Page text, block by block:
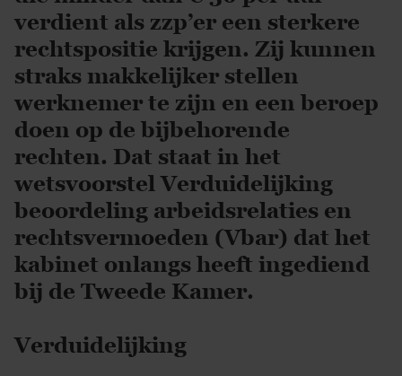
verdient als zzp’er een sterkere
rechtspositie krijgen. Zij kunnen
straks makkelijker stellen
werknemer te zijn en een beroep
doen op de bijbehorende
rechten. Dat staat in het
wetsvoorstel Verduidelijking
beoordeling arbeidsrelaties en
rechtsvermoeden (Vbar) dat het
kabinet onlangs heeft ingediend
bij de Tweede Kamer.
Verduidelijking